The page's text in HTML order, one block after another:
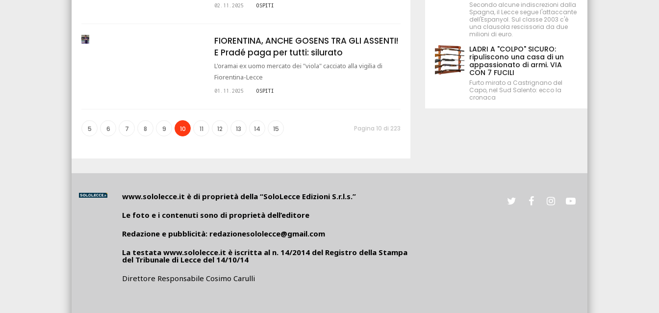
02.11.2025 OSPITI
FIORENTINA, ANCHE GOSENS TRA GLI ASSENTI!
E Pradé paga per tutti: silurato
L'oramai ex uomo mercato dei "viola" cacciato alla vigilia di
Fiorentina-Lecce
01.11.2025 OSPITI
5 6 7 8 9 10 11 12 13 14 15 Pagina 10 di 223
Secondo alcune indiscrezioni dalla
Spagna, il Lecce segue l'attaccante
dell'Espanyol. Sul classe 2003 c'è
una clausola rescissoria da due
milioni di euro.
LADRI A "COLPO" SICURO:
ripuliscono una casa di un
appassionato di armi. VIA
CON 7 FUCILI
Furto mirato a Castrignano del
Capo, nel Sud Salento: ecco la
cronaca
www.sololecce.it è di proprietà della “SoloLecce Edizioni S.r.l.s.”
Le foto e i contenuti sono di proprietà dell’editore
Redazione e pubblicità: redazionesololecce@gmail.com
La testata www.sololecce.it è iscritta al n. 14/2014 del Registro della Stampa
del Tribunale di Lecce del 14/10/14
Direttore Responsabile Cosimo Carulli